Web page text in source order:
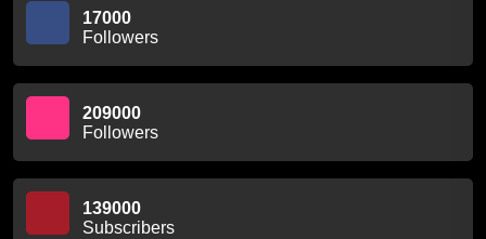
17000
Followers
209000
Followers
139000
Subscribers